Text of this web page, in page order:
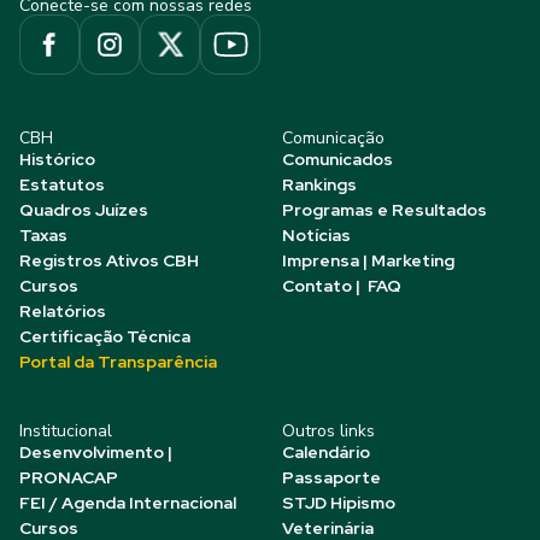
Conecte-se com nossas redes
CBH
Histórico
Estatutos
Quadros Juízes
Taxas
Registros Ativos CBH
Cursos
Relatórios
Certificação Técnica
Portal da Transparência
Comunicação
Comunicados
Rankings
Programas e Resultados
Notícias
Imprensa | Marketing
Contato | FAQ
Institucional
Desenvolvimento |
PRONACAP
FEI / Agenda Internacional
Cursos
Outros links
Calendário
Passaporte
STJD Hipismo
Veterinária